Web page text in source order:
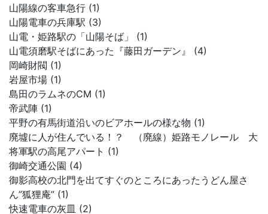
山陽線の客車急行 (1)
山陽電車の兵庫駅 (3)
山電・姫路駅の「山陽そば」 (1)
山電須磨駅そばにあった『藤田ガーデン』 (4)
岡崎財閥 (1)
岩屋市場 (1)
島田のラムネのCM (1)
帝武陣 (1)
平野の有馬街道沿いのビアホールの様な物 (1)
廃墟に人が住んでいる！？ （廃線）姫路モノレール 大
将軍駅の高尾アパート (1)
御崎交通公園 (4)
御影高校の北門を出てすぐのところにあったうどん屋さ
ん”狐狸庵” (1)
快速電車の灰皿 (2)